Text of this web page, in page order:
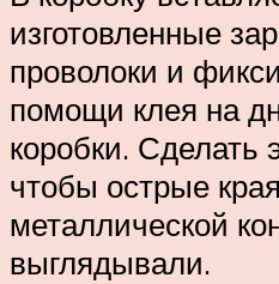
изготовленные
проволоки и
помощи клея на
коробки. Сделать
чтобы острые
металлической
выглядывали.